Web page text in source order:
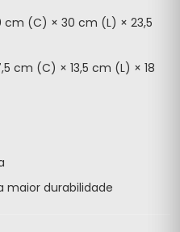
cm (C) × 30 cm (L) × 23,5
cm (C) × 13,5 cm (L) × 18
maior durabilidade